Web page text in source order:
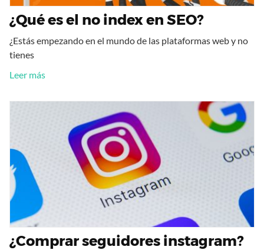
¿Qué es el no index en SEO?
¿Estás empezando en el mundo de las plataformas web y no
tienes
Leer más
¿Comprar seguidores instagram?